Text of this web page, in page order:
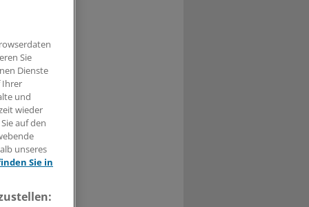
haben.
Sie
Dienste
Ihrer
und
wieder
auf den
unseres
Sie in